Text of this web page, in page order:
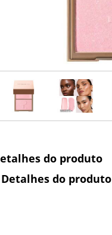
do produto
Detalhes do produto